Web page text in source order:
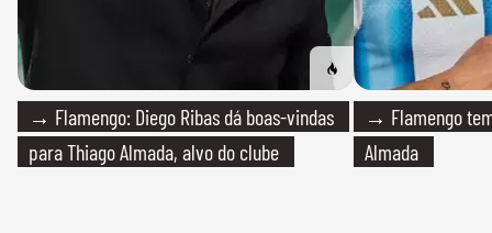
→ Flamengo: Diego Ribas dá boas-vindas
para Thiago Almada, alvo do clube
→ Flamengo
Almada